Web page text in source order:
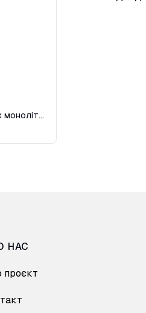
Демонтаж плит перекриття залізобетонних монолітних
НАС
проєкт